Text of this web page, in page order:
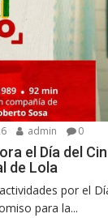
admin 0
el Día del
de Lola
por el
para la...